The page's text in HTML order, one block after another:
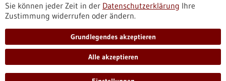
Informiert bleiben
Newsletter abonnieren
Sie können jeder Zeit in der Datenschutzerklärung Ihre
Zustimmung widerrufen oder ändern.
Grundlegendes akzeptieren
Alle akzeptieren